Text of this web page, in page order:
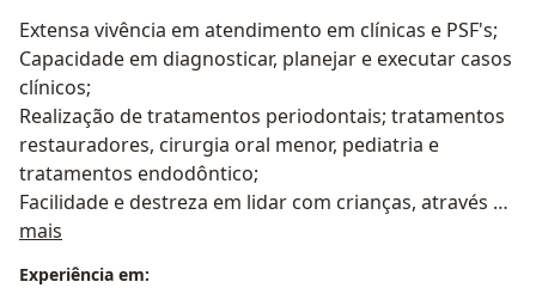
Extensa vivência em atendimento em clínicas e PSF's;
Capacidade em diagnosticar, planejar e executar casos
clínicos;
Realização de tratamentos periodontais; tratamentos
restauradores, cirurgia oral menor, pediatria e
tratamentos endodôntico;
Facilidade e destreza em lidar com crianças, através de
métodos aprendidos na especialização em
odontopediatria.
mais
Experiência em: